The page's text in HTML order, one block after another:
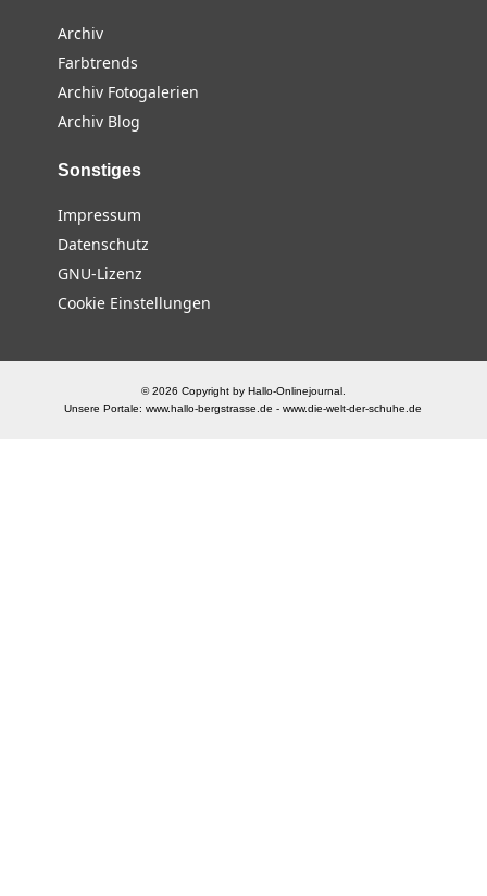
Archiv
Farbtrends
Archiv Fotogalerien
Archiv Blog
Sonstiges
Impressum
Datenschutz
GNU-Lizenz
Cookie Einstellungen
© 2026 Copyright by Hallo-Onlinejournal.
Unsere Portale:www.hallo-bergstrasse.de -www.die-welt-der-schuhe.de